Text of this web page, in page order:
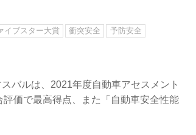
イブスター大賞 衝突安全
予防安全
バルは、2021年度自動車アセスメント
価で最高得点、また「自動車安全性能